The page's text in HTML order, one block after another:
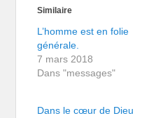
Similaire
L’homme est en folie
générale.
7 mars 2018
Dans "messages"
Dans le cœur de Dieu